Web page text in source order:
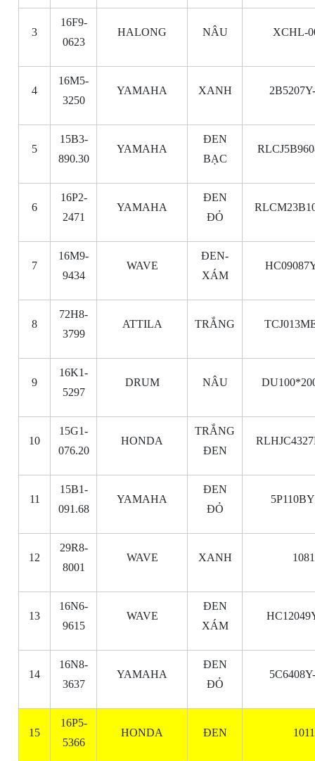
3
16F9-
0623
HALONG NÂU XCHL-
4
16M5-
3250
YAMAHA XANH
5
15B3-
890.30
YAMAHA
ĐEN
BẠC
6
16P2-
2471
YAMAHA
ĐEN
ĐỎ
7
16M9-
9434
WAVE
ĐEN-
XÁM
8
72H8-
3799
ATTILA TRẮNG
9
16K1-
5297
DRUM NÂU
10
15G1-
076.20
HONDA
TRẮNG
ĐEN
11
15B1-
091.68
YAMAHA
ĐEN
ĐỎ
12
29R8-
8001
WAVE XANH
13
16N6-
9615
WAVE
ĐEN
XÁM
14
16N8-
3637
YAMAHA
ĐEN
ĐỎ
15
16P5-
5366
HONDA ĐEN